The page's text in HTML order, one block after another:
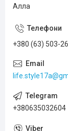
Алла
+380 (63) 503-
+380635032604